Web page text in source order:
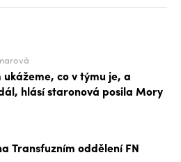
co v týmu je, a
hlásí staronová posila Mory
Transfuzním oddělení FN